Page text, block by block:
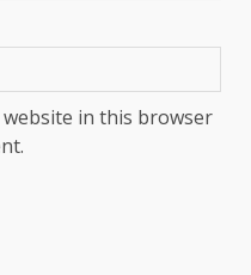
website in this browser